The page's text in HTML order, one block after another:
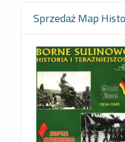
Sprzedaż Map